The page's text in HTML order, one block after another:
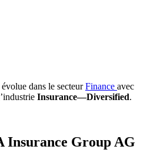
dans le secteurFinance avec
Insurance—Diversified.
Insurance Group AG